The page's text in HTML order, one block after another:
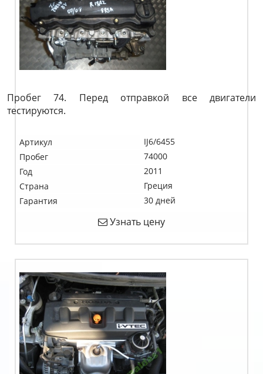
Пробег 74. Перед отправкой все двигатели
тестируются.
Артикул
IJ6/6455
Пробег
74000
Год
2011
Страна
Греция
Гарантия
30 дней
Узнать цену